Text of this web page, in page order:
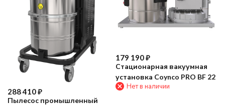
288 410₽
Пылесос промышленный
179 190₽
Стационарная вакуумная
установка Coynco PRO BF 22
Нет в наличии